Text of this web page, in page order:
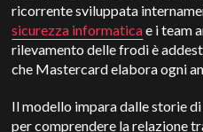
ricorrente sviluppata
sicurezza informaticae i team
rilevamento delle frodi è
che Mastercard elabora ogni
Il modello impara dalle storie
per comprendere la relazione